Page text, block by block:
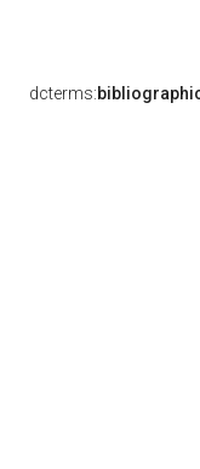
dcterms: